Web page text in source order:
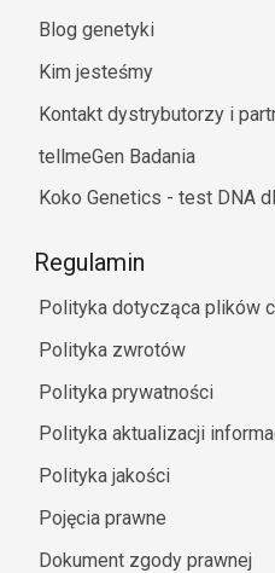
Blog genetyki
Kim jesteśmy
Kontakt dystrybutorzy i
tellmeGen Badania
Koko Genetics - test DNA
Regulamin
Polityka dotycząca plików
Polityka zwrotów
Polityka prywatności
Polityka aktualizacji
Polityka jakości
Pojęcia prawne
Dokument zgody prawnej